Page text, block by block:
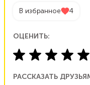
В избранное 4
ОЦЕНИТЬ:
РАССКАЗАТЬ